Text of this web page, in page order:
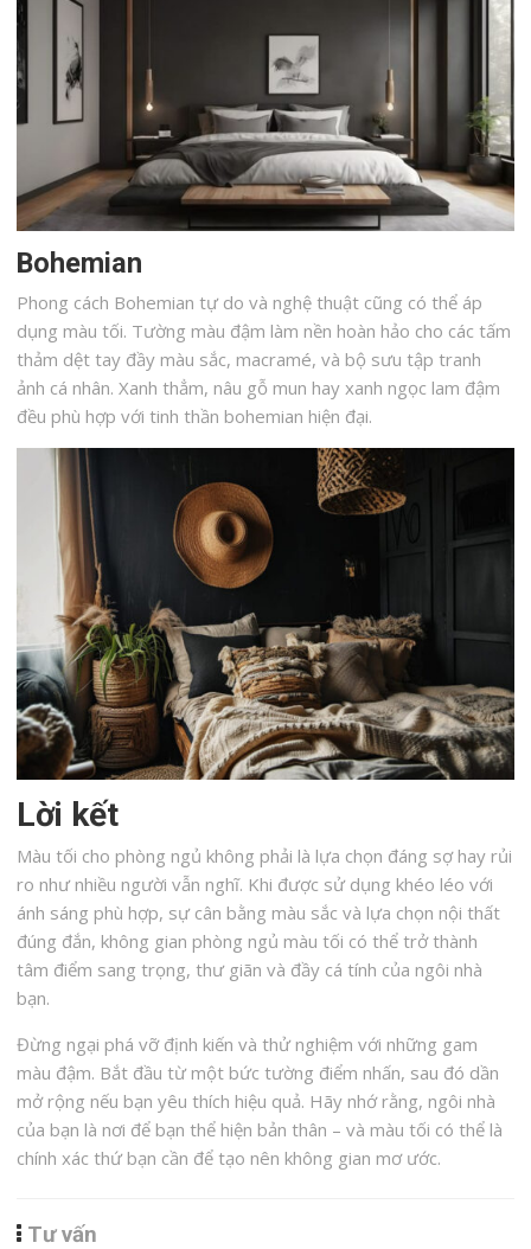
Bohemian
Phong cách Bohemian tự do và nghệ thuật cũng có thể áp
dụng màu tối. Tường màu đậm làm nền hoàn hảo cho các tấm
thảm dệt tay đầy màu sắc, macramé, và bộ sưu tập tranh
ảnh cá nhân. Xanh thẳm, nâu gỗ mun hay xanh ngọc lam đậm
đều phù hợp với tinh thần bohemian hiện đại.
Lời kết
Màu tối cho phòng ngủ không phải là lựa chọn đáng sợ hay rủi
ro như nhiều người vẫn nghĩ. Khi được sử dụng khéo léo với
ánh sáng phù hợp, sự cân bằng màu sắc và lựa chọn nội thất
đúng đắn, không gian phòng ngủ màu tối có thể trở thành
tâm điểm sang trọng, thư giãn và đầy cá tính của ngôi nhà
bạn.
Đừng ngại phá vỡ định kiến và thử nghiệm với những gam
màu đậm. Bắt đầu từ một bức tường điểm nhấn, sau đó dần
mở rộng nếu bạn yêu thích hiệu quả. Hãy nhớ rằng, ngôi nhà
của bạn là nơi để bạn thể hiện bản thân – và màu tối có thể là
chính xác thứ bạn cần để tạo nên không gian mơ ước.
Tư vấn